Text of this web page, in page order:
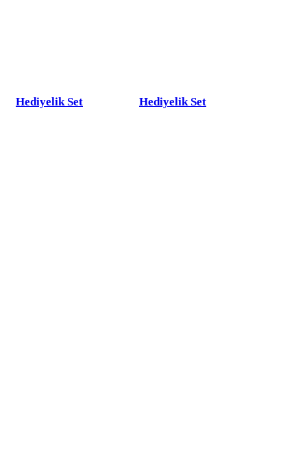
Hediyelik Set Hediyelik Set